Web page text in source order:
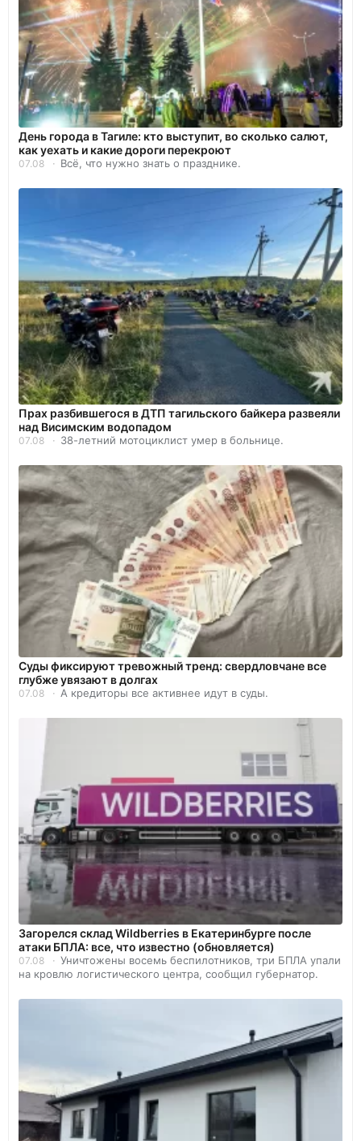
День города в Тагиле: кто выступит, во сколько салют,
как уехать и какие дороги перекроют
07.08 Всё, что нужно знать о празднике.
Прах разбившегося в ДТП тагильского байкера развеяли
над Висимским водопадом
07.08 38-летний мотоциклист умер в больнице.
Суды фиксируют тревожный тренд: свердловчане все
глубже увязают в долгах
07.08 А кредиторы все активнее идут в суды.
Загорелся склад Wildberries в Екатеринбурге после
атаки БПЛА: все, что известно (обновляется)
07.08
Уничтожены восемь беспилотников, три БПЛА упали
на кровлю логистического центра, сообщил губернатор.